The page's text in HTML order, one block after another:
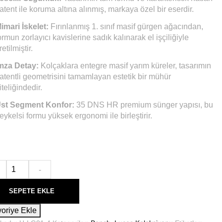
ile koruma altına alınmış, markaya özel bir eserdir.
İskelet: Fırınlanmış 1. sınıf masif gürgen ağacından,
zorlayıcı kavislerine sadık kalınarak el işçiliğiyle
Detay: Kolçaklara entegre masif yarım küreler, tasarımın
geometrisini tamamlayan estetik bir mühür
Segment Konfor: 35 DNS HR premium sünger yapısı, bu
formu yüksek ergonomi ile birleştirir.
-
SEPETE EKLE
Ekle